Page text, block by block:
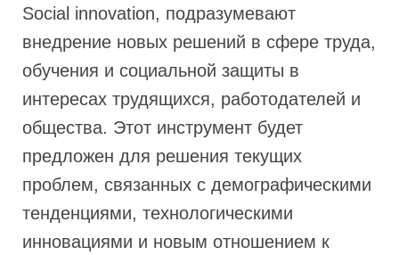
Social innovation, подразумевают
внедрение новых решений в сфере труда,
обучения и социальной защиты в
интересах трудящихся, работодателей и
общества. Этот инструмент будет
предложен для решения текущих
проблем, связанных с демографическими
тенденциями, технологическими
инновациями и новым отношением к